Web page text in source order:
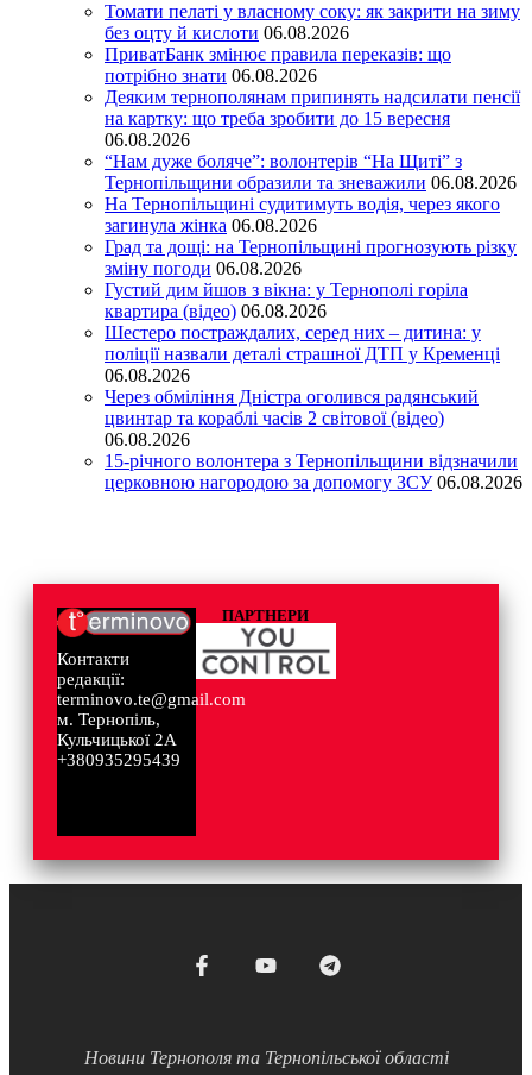
Томати пелаті у власному соку: як закрити на зиму
без оцту й кислоти 06.08.2026
ПриватБанк змінює правила переказів: що
потрібно знати 06.08.2026
Деяким тернополянам припинять надсилати пенсії
на картку: що треба зробити до 15 вересня
06.08.2026
“Нам дуже боляче”: волонтерів “На Щиті” з
Тернопільщини образили та зневажили 06.08.2026
На Тернопільщині судитимуть водія, через якого
загинула жінка 06.08.2026
Град та дощі: на Тернопільщині прогнозують різку
зміну погоди 06.08.2026
Густий дим йшов з вікна: у Тернополі горіла
квартира (відео) 06.08.2026
Шестеро постраждалих, серед них – дитина: у
поліції назвали деталі страшної ДТП у Кременці
06.08.2026
Через обміління Дністра оголився радянський
цвинтар та кораблі часів 2 світової (відео)
06.08.2026
15-річного волонтера з Тернопільщини відзначили
церковною нагородою за допомогу ЗСУ 06.08.2026
Контакти
редакції:
terminovo.te@gmail.com
м. Тернопіль,
Кульчицької 2А
+380935295439
ПАРТНЕРИ
Новини Тернополя та Тернопільської області